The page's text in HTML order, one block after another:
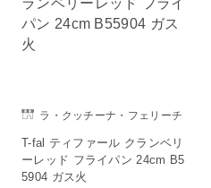
ラ・クッチーナ・フェリーチ
T-fal ティファール クランベリ
ーレッド フライパン 24cm B5
5904 ガス火